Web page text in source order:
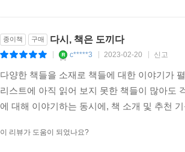
종이책 구매 다시, 책은 도끼다
c*****3 2023-02-20 신고
다양한 책들을 소재로 책들에 대한 이야기가
리스트에 아직 읽어 보지 못한 책들이 많아도
에 대해 이야기하는 동시에, 책 소개 및 추천
이 리뷰가 도움이 되었나요?